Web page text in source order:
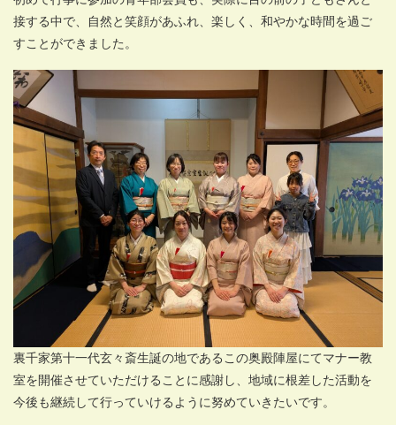
接する中で、自然と笑顔があふれ、楽しく、和やかな時間を過ご
すことができました。
裏千家第十一代玄々斎生誕の地であるこの奥殿陣屋にてマナー教
室を開催させていただけることに感謝し、地域に根差した活動を
今後も継続して行っていけるように努めていきたいです。